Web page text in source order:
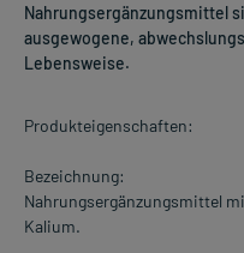
Nahrungsergänzungsmittel
ausgewogene,
Lebensweise.
Produkteigenschaften:
Bezeichnung:
Nahrungsergänzungsmittel
Kalium.